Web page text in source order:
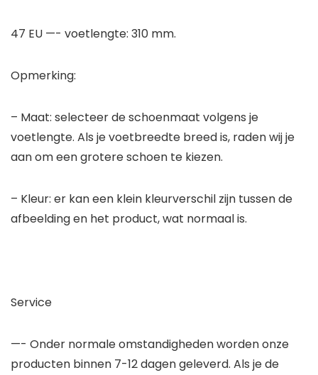
47 EU —- voetlengte: 310 mm.
Opmerking:
– Maat: selecteer de schoenmaat volgens je
voetlengte. Als je voetbreedte breed is, raden wij je
aan om een grotere schoen te kiezen.
– Kleur: er kan een klein kleurverschil zijn tussen de
afbeelding en het product, wat normaal is.
Service
—- Onder normale omstandigheden worden onze
producten binnen 7-12 dagen geleverd. Als je de